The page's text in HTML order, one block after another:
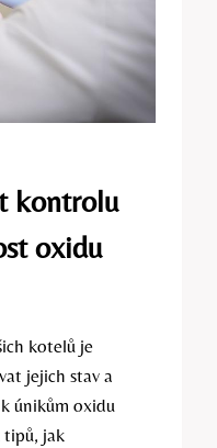
kontrolu
oxidu
kotelů je
jejich stav a
únikům oxidu
tipů, jak